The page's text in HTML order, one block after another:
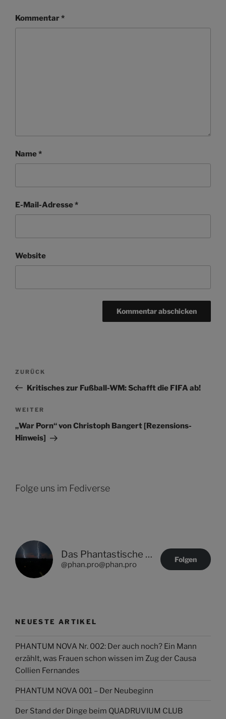
Kommentar*
Name*
E-Mail-Adresse*
Website
Beitragsnavigation
Vorheriger
Beitrag
ZURÜCK
Kritisches zur Fußball-WM: Schafft die FIFA ab!
Nächster
Beitrag
WEITER
„War Porn“ von Christoph Bangert [Rezensions-
Hinweis]
Folge uns im Fediverse
Das Phantastische Projekt - PHAN.PRO
@phan.pro@phan.pro
Folgen
NEUESTE ARTIKEL
PHANTUM NOVA Nr. 002: Der auch noch? Ein Mann
erzählt, was Frauen schon wissen im Zug der Causa
Collien Fernandes
PHANTUM NOVA 001 – Der Neubeginn
Der Stand der Dinge beim QUADRUVIUM CLUB